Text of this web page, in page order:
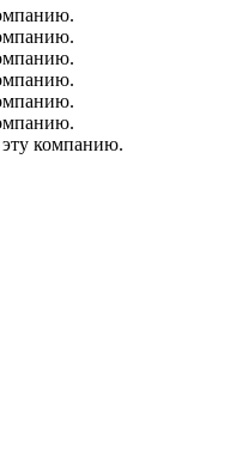
компанию.